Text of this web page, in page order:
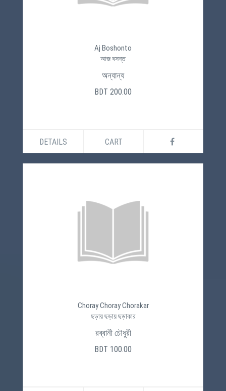
Aj Boshonto
আজ বসন্ত
অন্যান্য
BDT 200.00
DETAILS CART
Choray Choray Chorakar
ছড়ায় ছড়ায় ছড়াকার
রব্বানী চৌধুরী
BDT 100.00